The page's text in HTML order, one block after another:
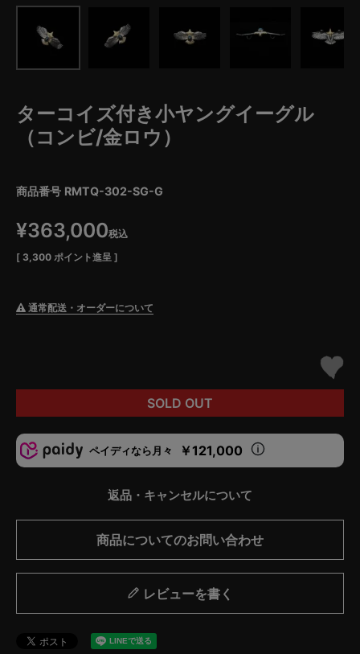
ターコイズ付き小ヤングイーグル
（コンビ/金ロウ）
商品番号 RMTQ-302-SG-G
¥363,000税込
[ 3,300 ポイント進呈 ]
通常配送・オーダーについて
SOLD OUT
ペイディなら月々 ￥121,000
返品・キャンセルについて
商品についてのお問い合わせ
レビューを書く